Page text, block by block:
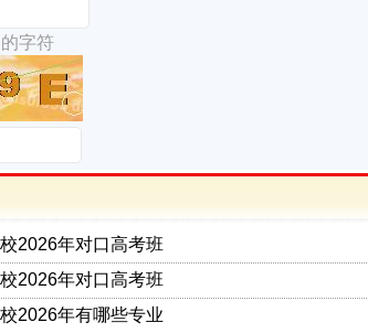
字符
2026年对口高考班
2026年对口高考班
2026年有哪些专业